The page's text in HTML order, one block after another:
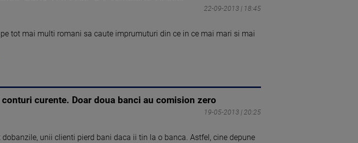
22-09-2013 | 18:45
tot mai multi romani sa caute imprumuturi din ce in ce mai mari si mai
curente. Doar doua banci au comision zero
19-05-2013 | 20:25
dobanzile, unii clienti pierd bani daca ii tin la o banca. Astfel, cine depune